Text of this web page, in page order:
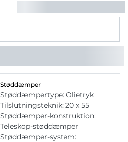
Støddæmper
Støddæmpertype: Olietryk
Tilslutningsteknik: 20 x 55
Støddæmper-konstruktion:
Teleskop-støddæmper
Støddæmper-system: